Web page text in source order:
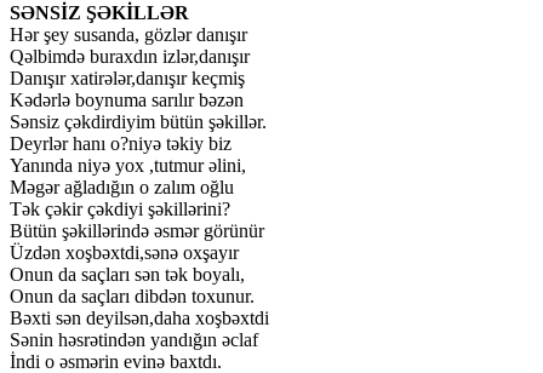
SƏNSİZ ŞƏKİLLƏR
Hər şey susanda, gözlər danışır
Qəlbimdə buraxdın izlər,danışır
Danışır xatirələr,danışır keçmiş
Kədərlə boynuma sarılır bəzən
Sənsiz çəkdirdiyim bütün şəkillər.
Deyrlər hanı o?niyə təkiy biz
Yanında niyə yox ,tutmur əlini,
Məgər ağladığın o zalım oğlu
Tək çəkir çəkdiyi şəkillərini?
Bütün şəkillərində əsmər görünür
Üzdən xoşbəxtdi,sənə oxşayır
Onun da saçları sən tək boyalı,
Onun da saçları dibdən toxunur.
Bəxti sən deyilsən,daha xoşbəxtdi
Sənin həsrətindən yandığın əclaf
İndi o əsmərin evinə baxtdı.